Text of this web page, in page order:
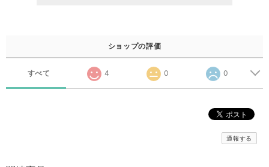
ショップの評価
すべて 4 0 0
通報する